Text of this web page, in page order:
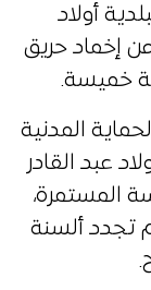
أولاد
إخماد حريق
خميسة.
المدنية
عبد القادر
المستمرة،
تجدد ألسنة